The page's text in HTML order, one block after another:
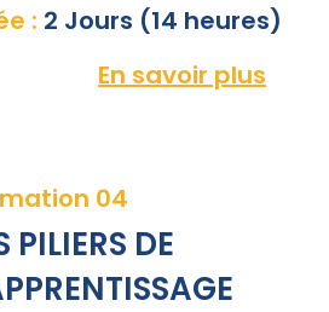
: 2 Jours (14 heures)
En savoir plus
04
PILIERS DE